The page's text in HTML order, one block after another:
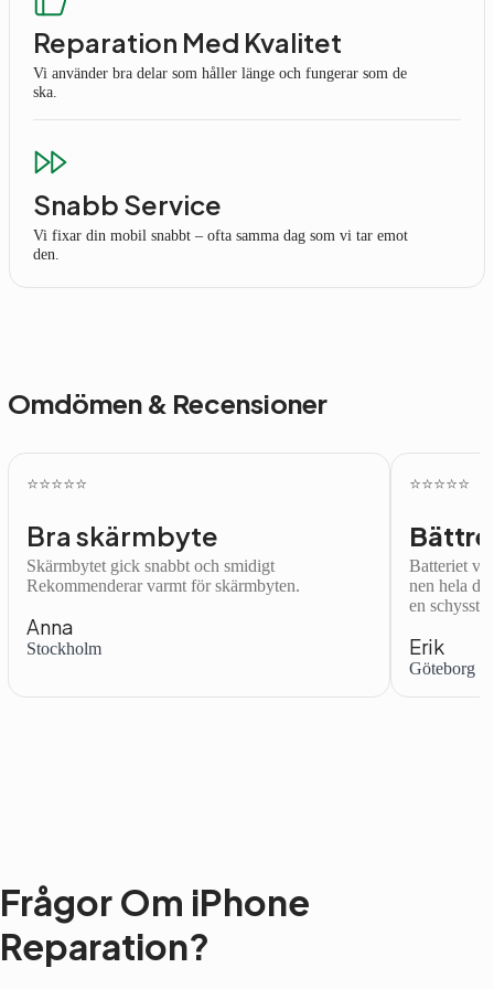
Reparation Med Kvalitet
Vi använder bra delar som håller länge och fungerar som de
ska.
Snabb Service
Vi fixar din mobil snabbt – ofta samma dag som vi tar emot
den.
Omdömen & Recensioner
⭐️⭐️⭐️⭐️⭐️
Bra skärmbyte
Skärmbytet gick snabbt och smidigt
Rekommenderar varmt för skärmbyten.
Anna
Stockholm
⭐️⭐️⭐️⭐️⭐️
Batteriet
nen hela
en schysst.
Erik
Göteborg
Frågor Om iPhone
Reparation?